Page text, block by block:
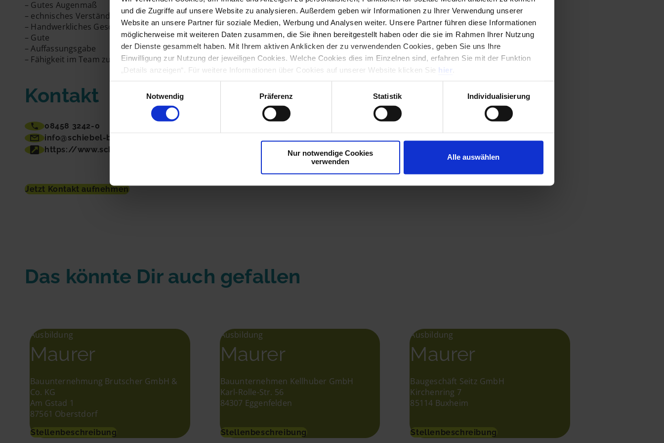
und die Zugriffe auf unsere Website zu analysieren. Außerdem geben wir Informationen zu Ihrer Verwendung unserer
Website an unsere Partner für soziale Medien, Werbung und Analysen weiter. Unsere Partner führen diese Informationen
möglicherweise mit weiteren Daten zusammen, die Sie ihnen bereitgestellt haben oder die sie im Rahmen Ihrer Nutzung
der Dienste gesammelt haben. Mit Ihrem aktiven Anklicken der zu verwendenden Cookies, geben Sie uns Ihre
Einwilligung zur Nutzung der jeweiligen Cookies. Welche Cookies dies im Einzelnen sind, erfahren Sie mit der Funktion
„Details anzeigen“. Für weitere Informationen über Cookies auf unserer Website klicken Sie hier
Notwendig
Präferenz Statistik Individualisierung
Nur notwendige Cookies
verwenden
Alle auswählen
– Gutes Augenmaß
– echnisches Verständnis
– Handwerkliches Geschick
– Gute
– Auffassungsgabe
– Fähigkeit im Team zu arbeiten
Kontakt
08458 3242-0
info@schiebel-bau.de
https://www.schiebel-bau.de
Jetzt Kontakt aufnehmen
Das könnte Dir auch gefallen
Ausbildung
Maurer
Bauunternehmung Brutscher GmbH &
Co. KG
Am Gstad 1
87561 Oberstdorf
Stellenbeschreibung
Ausbildung
Maurer
Bauunternehmen Kellhuber GmbH
Karl-Rolle-Str. 56
84307 Eggenfelden
Stellenbeschreibung
Ausbildung
Maurer
Baugeschäft Seitz GmbH
Kirchenring 7
85114 Buxheim
Stellenbeschreibung
Hierher ziehen & fallen lassen
oder
Dateien auswählen
0von 5